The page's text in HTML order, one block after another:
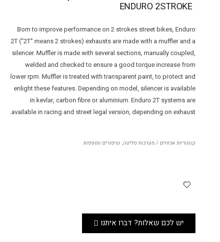
ENDURO 2STROKE
Born to improve performance on 2 strokes street bikes, Enduro
2T ("2T" means 2 strokes) exhausts are made with a muffler and a
silencer. Muffler is made with several sections, manually coupled,
welded and checked to ensure a good torque increase from
lower rpm. Muffler is treated with transparent paint, to protect and
enlight these features. Depending on model, silencer is available
in kevlar, carbon fibre or aluminium. Enduro 2T systems are
available in racing and street legal version, depending on exhaust.
קטגוריות אגזוזים / מערכות פליטה, שיפורים ותוספות
יש לכם שאלות? דברו איתנו